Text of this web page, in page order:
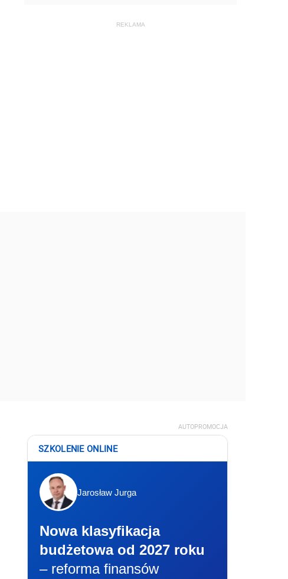
AUTOPROMOCJA
SZKOLENIE ONLINE
Jarosław Jurga
Nowa klasyfikacja
budżetowa od 2027 roku
– reforma finansów